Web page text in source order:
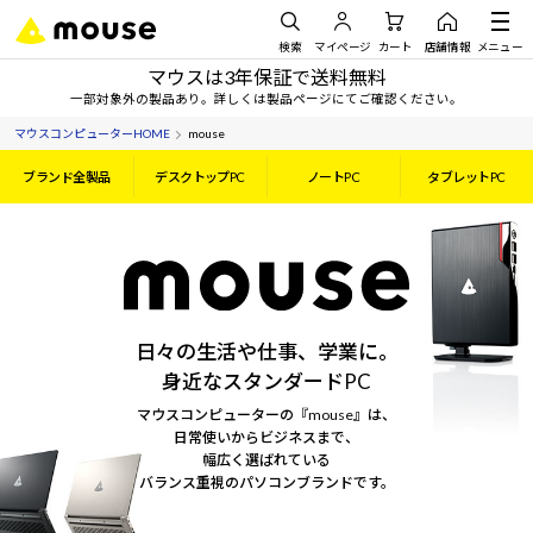
検索 マイページ カート 店舗情報 メニュー
マウスは3年保証で送料無料
一部対象外の製品あり。詳しくは製品ページにてご確認ください。
マウスコンピューターHOME mouse
ブランド全製品 デスクトップPC ノートPC タブレットPC
日々の生活や仕事、学業に。
身近なスタンダードPC
マウスコンピューターの『mouse』は、
日常使いからビジネスまで、
幅広く選ばれている
バランス重視のパソコンブランドです。